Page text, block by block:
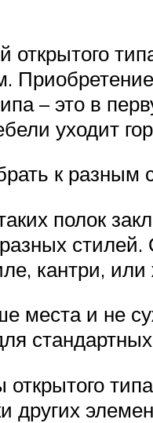
открытого
– это в
уходит
к
полок
кантри,
места и не
других